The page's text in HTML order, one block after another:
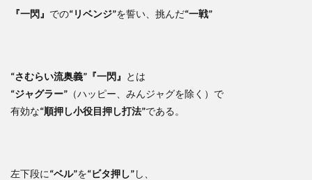
『一閃』 での“リベンジ”を誓い、挑んだ“一戦”
“さむらい流奥義” 『一閃』 とは
“ジャグラー” （ハッピー、みんジャグを除く）で
有効な“順押し小役目押し打法”である。
左下段に“ベル”を“ビタ押し”し、